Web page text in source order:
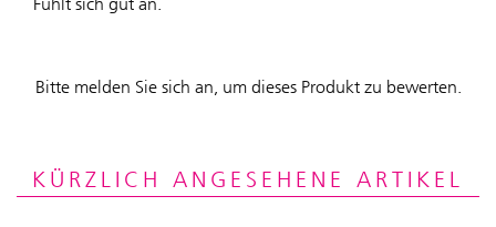
Bitte melden Sie sich an, um dieses Produkt zu bewerten.
KÜRZLICH ANGESEHENE ARTIKEL